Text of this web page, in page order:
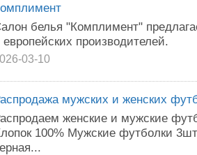
белья "Комплимент"
европейских производителей.
03-10
мужских и женских
женские и мужские
100% Мужские футболки